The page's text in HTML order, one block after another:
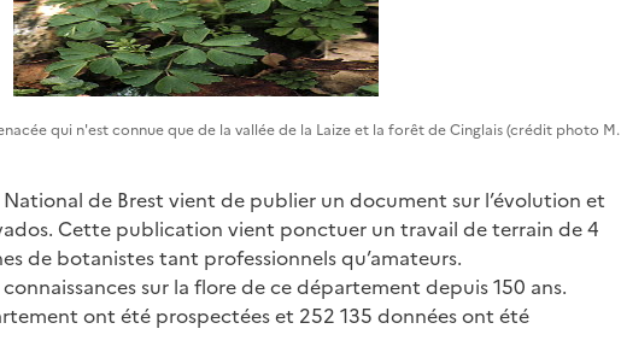
qui n'est connue que de la vallée de la Laize et la forêt de Cinglais (crédit photo M.
de Brest vient de publier un document sur l’évolution et
Cette publication vient ponctuer un travail de terrain de 4
de botanistes tant professionnels qu’amateurs.
sur la flore de ce département depuis 150 ans.
ont été prospectées et 252 135 données ont été